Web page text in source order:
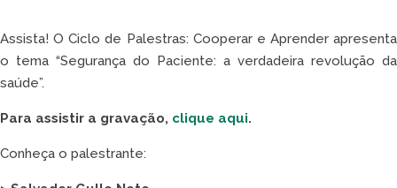
Assista! O Ciclo de Palestras: Cooperar e Aprender apresenta
o tema “Segurança do Paciente: a verdadeira revolução da
saúde”.
Para assistir a gravação, clique aqui.
Conheça o palestrante: